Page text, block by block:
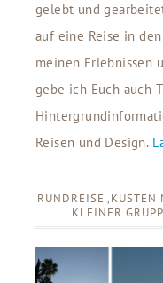
gelebt und
auf eine Reise in
meinen Erlebnissen
gebe ich Euch auch
Reisen und Design.
RUNDREISE
KLEINER